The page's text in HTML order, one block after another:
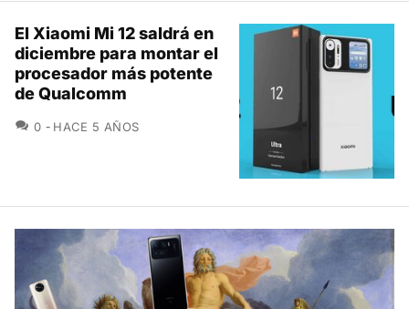
El Xiaomi Mi 12 saldrá en
diciembre para montar el
procesador más potente
de Qualcomm
0 COMENTARIOS
HACE 5 AÑOS